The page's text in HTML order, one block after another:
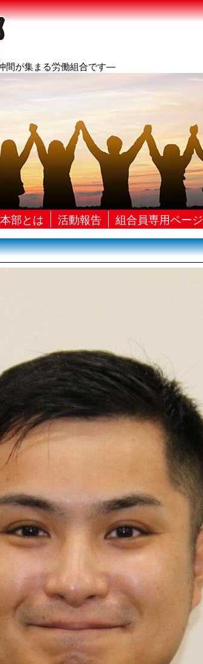
間が集まる労働組合です―
部とは 活動報告 組合員専用ページ